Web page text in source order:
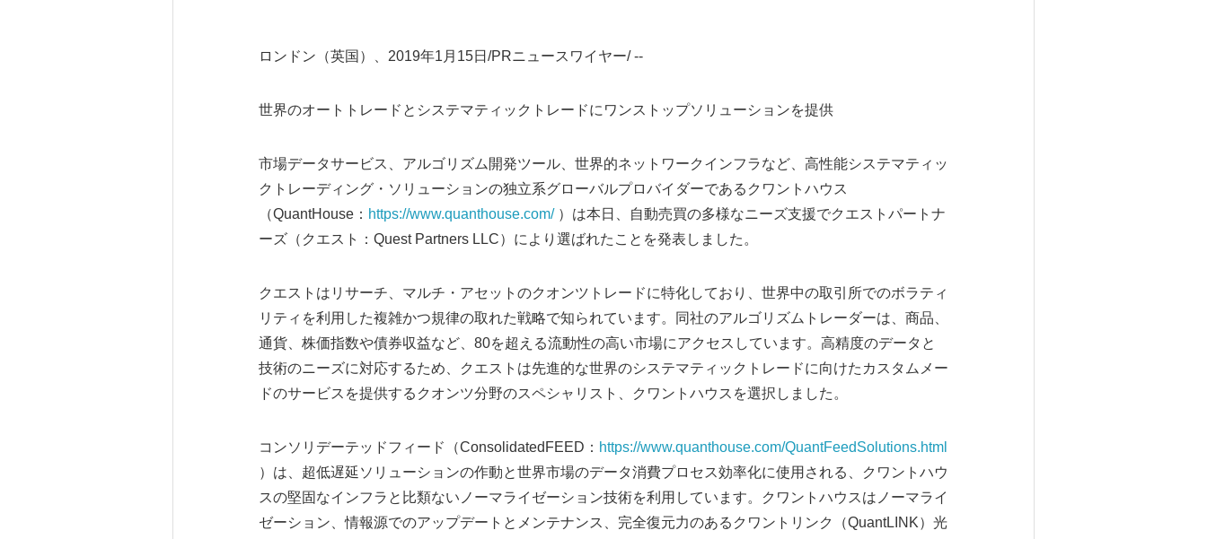
ロンドン（英国）、2019年1月15日/PRニュースワイヤー/ --
世界のオートトレードとシステマティックトレードにワンストップソリューションを提供
市場データサービス、アルゴリズム開発ツール、世界的ネットワークインフラなど、高性能システマティッ
クトレーディング・ソリューションの独立系グローバルプロバイダーであるクワントハウス
（QuantHouse： https://www.quanthouse.com/）は本日、自動売買の多様なニーズ支援でクエストパートナ
ーズ（クエスト：Quest Partners LLC）により選ばれたことを発表しました。
クエストはリサーチ、マルチ・アセットのクオンツトレードに特化しており、世界中の取引所でのボラティ
リティを利用した複雑かつ規律の取れた戦略で知られています。同社のアルゴリズムトレーダーは、商品、
通貨、株価指数や債券収益など、80を超える流動性の高い市場にアクセスしています。高精度のデータと
技術のニーズに対応するため、クエストは先進的な世界のシステマティックトレードに向けたカスタムメー
ドのサービスを提供するクオンツ分野のスペシャリスト、クワントハウスを選択しました。
コンソリデーテッドフィード（ConsolidatedFEED： https://www.quanthouse.com/QuantFeedSolutions.html
）は、超低遅延ソリューションの作動と世界市場のデータ消費プロセス効率化に使用される、クワントハウ
スの堅固なインフラと比類ないノーマライゼーション技術を利用しています。クワントハウスはノーマライ
ゼーション、情報源でのアップデートとメンテナンス、完全復元力のあるクワントリンク（QuantLINK）光